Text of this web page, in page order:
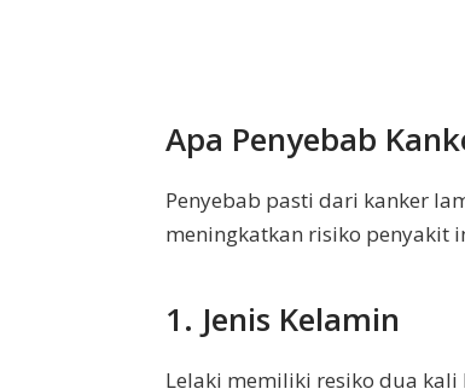
Apa Penyebab
Penyebab pasti dari kanker
meningkatkan risiko penyakit
1. Jenis Kelamin
Lelaki memiliki resiko dua